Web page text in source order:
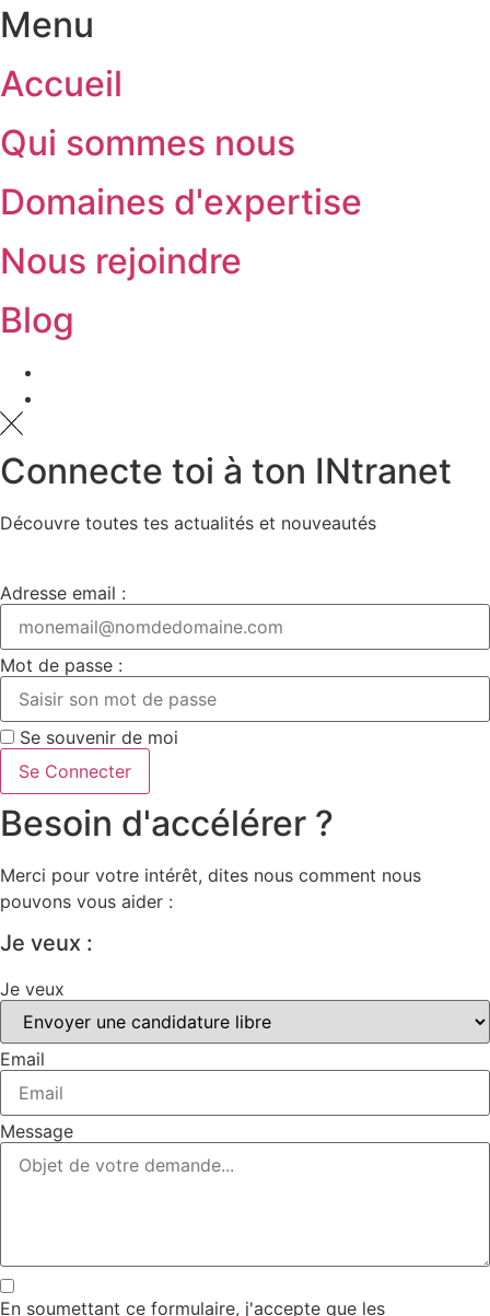
Menu
Accueil
Qui sommes nous
Domaines d'expertise
Nous rejoindre
Blog
Connecte toi à ton INtranet
Découvre toutes tes actualités et nouveautés
Adresse email :
Mot de passe :
Se souvenir de moi
Se Connecter
Besoin d'accélérer ?
Merci pour votre intérêt, dites nous comment nous
pouvons vous aider :
Je veux :
Je veux
Email
Message
En soumettant ce formulaire, j'accepte que les